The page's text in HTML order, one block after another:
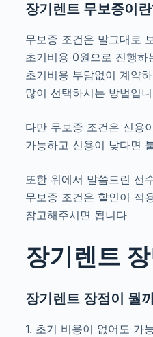
장기렌트 무보증이
무보증 조건은 말그대로
초기비용 0원으로 진행하
초기비용 부담없이 계약
많이 선택하시는 방법입
다만 무보증 조건은 신용
가능하고 신용이 낮다면
또한 위에서 말씀드린 선
무보증 조건은 할인이 적
참고해주시면 됩니다
장기렌트
장기렌트 장점이 뭘
1. 초기 비용이 없어도 가